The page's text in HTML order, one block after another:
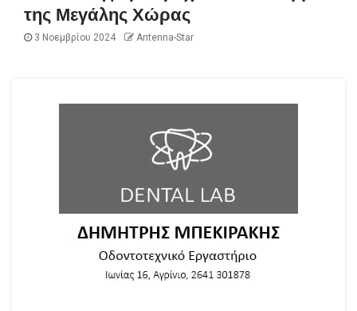
της Μεγάλης Χώρας
3 Νοεμβρίου 2024 Antenna-Star